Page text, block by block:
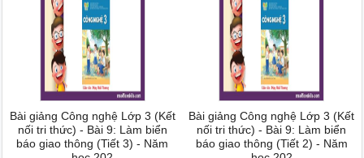
Bài giảng Công nghệ Lớp 3 (Kết
nối tri thức) - Bài 9: Làm biển
báo giao thông (Tiết 3) - Năm
Bài giảng Công nghệ Lớp 3 (Kết
nối tri thức) - Bài 9: Làm biển
báo giao thông (Tiết 2) - Năm